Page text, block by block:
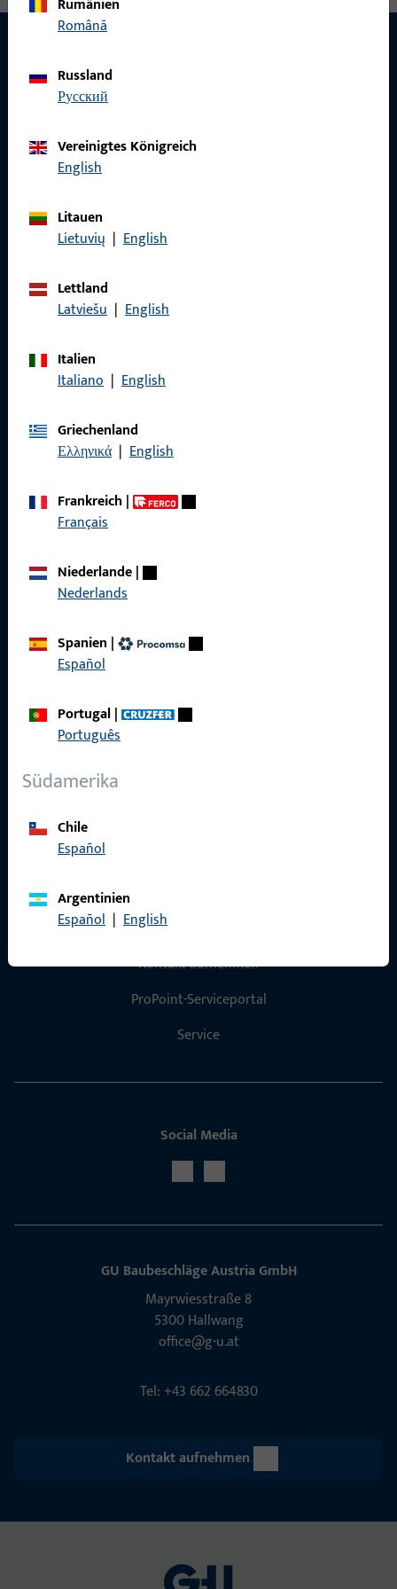
KONTAKT
Haben Sie Fragen oder wünschen Sie persönliche Beratung?
zuverlässig.
Rufen Sie uns an
Rumänien
Română
Russland
русский
Vereinigtes Königreich
English
Litauen
Lietuvių | English
Lettland
Latviešu | English
Italien
Italiano | English
Griechenland
Ελληνικά | English
Frankreich|
Français
Niederlande|
Nederlands
Spanien |
Español
Portugal|
Português
Südamerika
Chile
Español
Argentinien
Español | English
Datenschutz
Schnelleinstieg
Über Uns
Kontakt aufnehmen
ProPoint-Serviceportal
Service
Social Media
GU Baubeschläge Aus­tria GmbH
Mayrwies­straße 8
5300 Hall­wang
office@g-u.at
Tel: +43 662 664830
Kontakt aufnehmen